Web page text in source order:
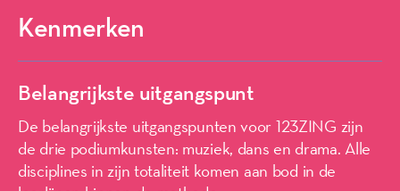
Kenmerken
Belangrijkste uitgangspunt
De belangrijkste uitgangspunten voor 123ZING zijn
de drie podiumkunsten: muziek, dans en drama. Alle
disciplines in zijn totaliteit komen aan bod in de